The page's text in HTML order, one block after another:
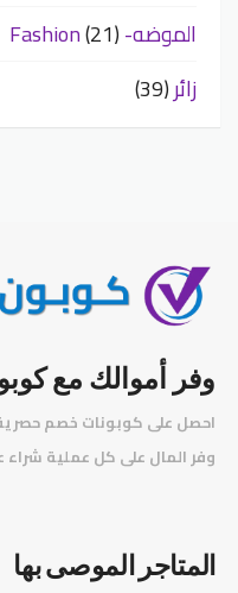
الموضه- Fashion(21)
زائر(39)
وفر أموالك مع
احصل على كوبونات خصم حصرية
وفر المال على كل عملية شراء
المتاجر الموصى بها